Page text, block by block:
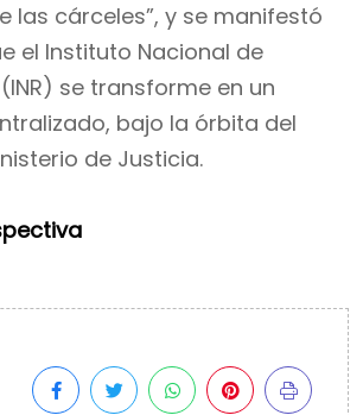
las cárceles”, y se manifestó
el Instituto Nacional de
se transforme en un
bajo la órbita del
de Justicia.